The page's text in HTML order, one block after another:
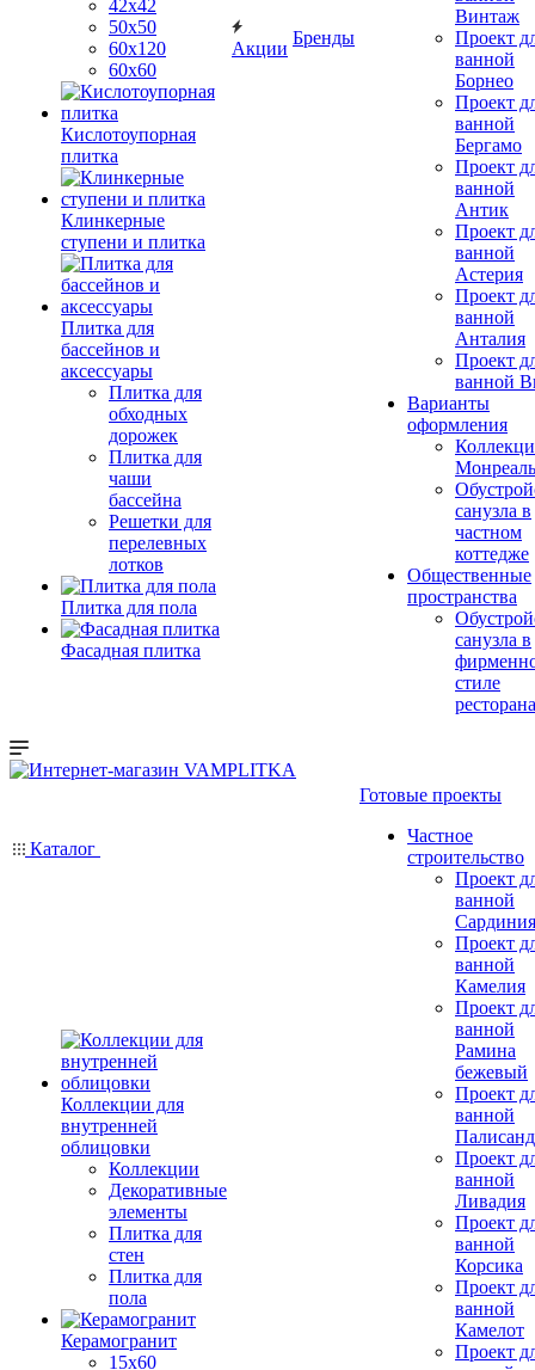
42х42
50х50
60х120
60х60
Кислотоупорная
плитка
Клинкерные
ступени и плитка
Плитка для
бассейнов и
аксессуары
Плитка для
обходных
дорожек
Плитка для
чаши
бассейна
Решетки для
перелевных
лотков
Плитка для пола
Фасадная плитка
Акции
Бренды
Винтаж
Проект
ванной
Борнео
Проект
ванной
Бергамо
Проект
ванной
Антик
Проект
ванной
Астерия
Проект
ванной
Анталия
Проект
ванной
Варианты
оформления
Монреаль
санузла в
частном
коттедже
Общественные
пространства
санузла в
стиле
ресторана
Каталог
Коллекции для
внутренней
облицовки
Коллекции
Декоративные
элементы
Плитка для
стен
Плитка для
пола
Керамогранит
15х60
Готовые проекты
Частное
строительство
Проект
ванной
Сардиния
Проект
ванной
Камелия
Проект
ванной
Рамина
бежевый
Проект
ванной
Проект
ванной
Ливадия
Проект
ванной
Корсика
Проект
ванной
Камелот
Проект